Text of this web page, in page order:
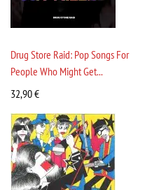
Drug Store Raid: Pop Songs For
People Who Might Get...
32,90€